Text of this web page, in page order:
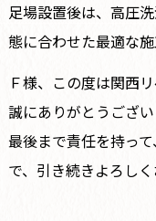
足場設置後は、高圧
態に合わせた最適な施
Ｆ様、この度は関西
誠にありがとうござい
最後まで責任を持っ
で、引き続きよろしく